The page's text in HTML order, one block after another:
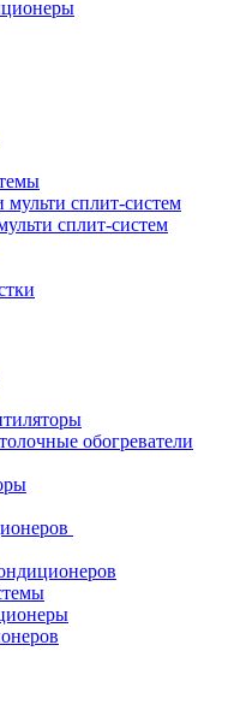
сплит-систем
сплит-систем
обогреватели